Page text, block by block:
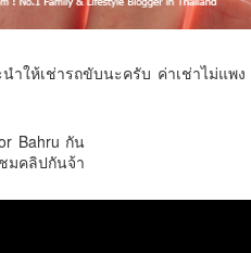
ำให้เช่ารถขับนะครับ ค่าเช่าไม่แพ
Bahru กัน
มคลิปกันจ้า